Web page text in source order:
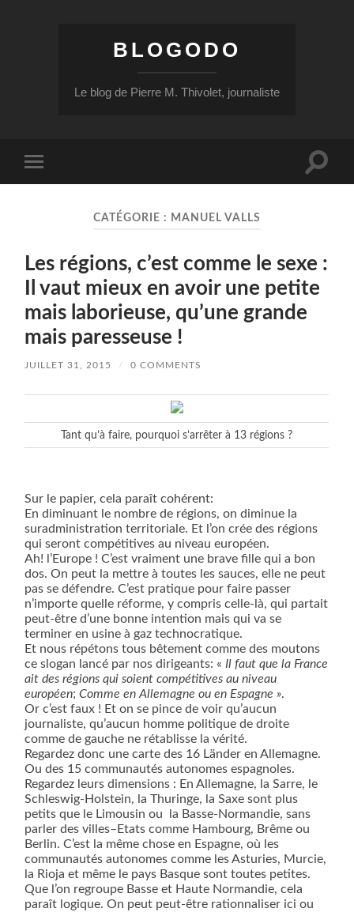
BLOGODO
Le blog de Pierre M. Thivolet, journaliste
mobile
Toggle
CATÉGORIE : MANUEL VALLS
Les régions, c’est comme le sexe :
Il vaut mieux en avoir une petite
mais laborieuse, qu’une grande
mais paresseuse !
JUILLET 31, 2015 / 0 COMMENTS
Tant qu’à faire, pourquoi s’arrêter à 13 régions ?
Sur le papier, cela paraît cohérent:
En diminuant le nombre de régions, on diminue la
suradministration territoriale. Et l’on crée des régions
qui seront compétitives au niveau européen.
Ah! l’Europe ! C’est vraiment une brave fille qui a bon
dos. On peut la mettre à toutes les sauces, elle ne peut
pas se défendre. C’est pratique pour faire passer
n’importe quelle réforme, y compris celle-là, qui partait
peut-être d’une bonne intention mais qui va se
terminer en usine à gaz technocratique.
Et nous répétons tous bêtement comme des moutons
ce slogan lancé par nos dirigeants: «Il faut que la France
ait des régions qui soient compétitives au niveau
européen;Comme en Allemagne ou en Espagne ».
Or c’est faux ! Et on se pince de voir qu’aucun
journaliste, qu’aucun homme politique de droite
comme de gauche ne rétablisse la vérité.
Regardez donc une carte des 16 Länder en Allemagne.
Ou des 15 communautés autonomes espagnoles.
Regardez leurs dimensions : En Allemagne, la Sarre, le
Schleswig-Holstein, la Thuringe, la Saxe sont plus
petits que le Limousin ou
la Basse-Normandie, sans
parler des villes–Etats comme Hambourg, Brême ou
Berlin. C’est la même chose en Espagne, où les
communautés autonomes comme les Asturies, Murcie,
la Rioja et même le pays Basque sont toutes petites.
Que l’on regroupe Basse et Haute Normandie, cela
paraît logique. On peut peut-être rationnaliser ici ou